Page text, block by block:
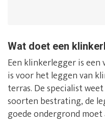
Wat doet een
Een klinkerlegger is
is voor het leggen van
terras. De specialist
soorten bestrating, de
goede ondergrond moet